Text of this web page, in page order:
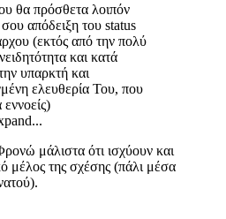
θα πρόσθετα λοιπόν
απόδειξη του status
(εκτός από την πολύ
και κατά
υπαρκτή και
ελευθερία Του, που
μάλιστα ότι ισχύουν και
μέλος της σχέσης (πάλι μέσα